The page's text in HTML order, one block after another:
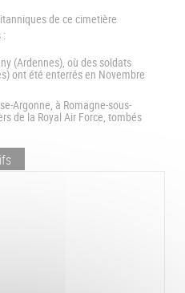
de ce cimetière
:
(Ardennes), où des soldats
ont été enterrés en Novembre
Argonne, à Romagne-sous-
de la Royal Air Force, tombés